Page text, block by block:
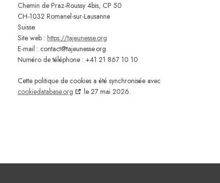
Chemin de Praz-Roussy 4bis, CP 50
CH-1032 Romanel-sur-Lausanne
Suisse
Site web : https://tajeunesse.org
E-mail : contact@tajeunesse.org
Numéro de téléphone : +41 21 867 10 10
Cette politique de cookies a été synchronisée avec
cookiedatabase.org
le 27 mai 2026.